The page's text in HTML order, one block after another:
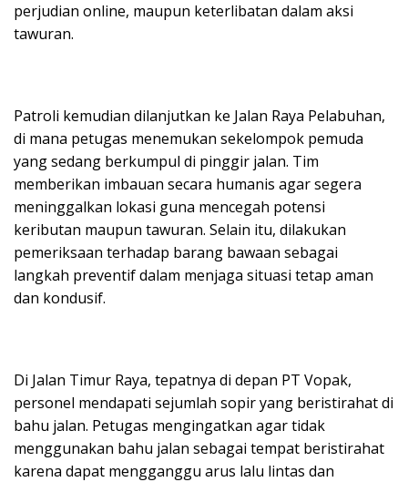
perjudian online, maupun keterlibatan dalam aksi
tawuran.
Patroli kemudian dilanjutkan ke Jalan Raya Pelabuhan,
di mana petugas menemukan sekelompok pemuda
yang sedang berkumpul di pinggir jalan. Tim
memberikan imbauan secara humanis agar segera
meninggalkan lokasi guna mencegah potensi
keributan maupun tawuran. Selain itu, dilakukan
pemeriksaan terhadap barang bawaan sebagai
langkah preventif dalam menjaga situasi tetap aman
dan kondusif.
Di Jalan Timur Raya, tepatnya di depan PT Vopak,
personel mendapati sejumlah sopir yang beristirahat di
bahu jalan. Petugas mengingatkan agar tidak
menggunakan bahu jalan sebagai tempat beristirahat
karena dapat mengganggu arus lalu lintas dan